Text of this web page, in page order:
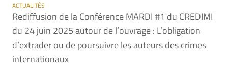
ACTUALITÉS
Rediffusion de la Conférence MARDI #1 du CREDIMI
du 24 juin 2025 autour de l’ouvrage : L’obligation
d’extrader ou de poursuivre les auteurs des crimes
internationaux